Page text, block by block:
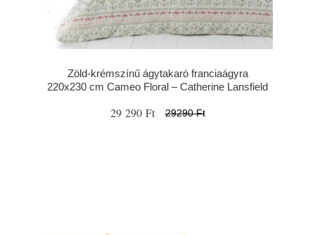
Zöld-krémszínű ágytakaró franciaágyra
220x230 cm Cameo Floral – Catherine Lansfield
29 290 Ft 29290 Ft